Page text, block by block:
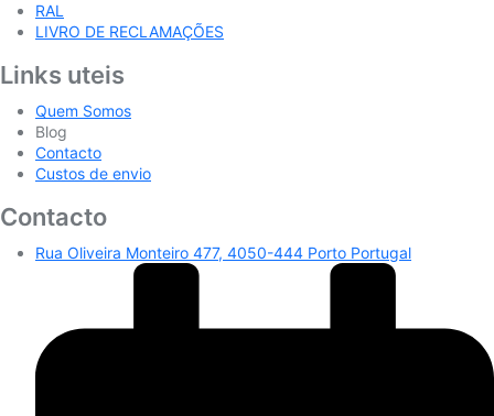
RAL
LIVRO DE RECLAMAÇÕES
Links uteis
Quem Somos
Blog
Contacto
Custos de envio
Contacto
Rua Oliveira Monteiro 477, 4050-444 Porto Portugal